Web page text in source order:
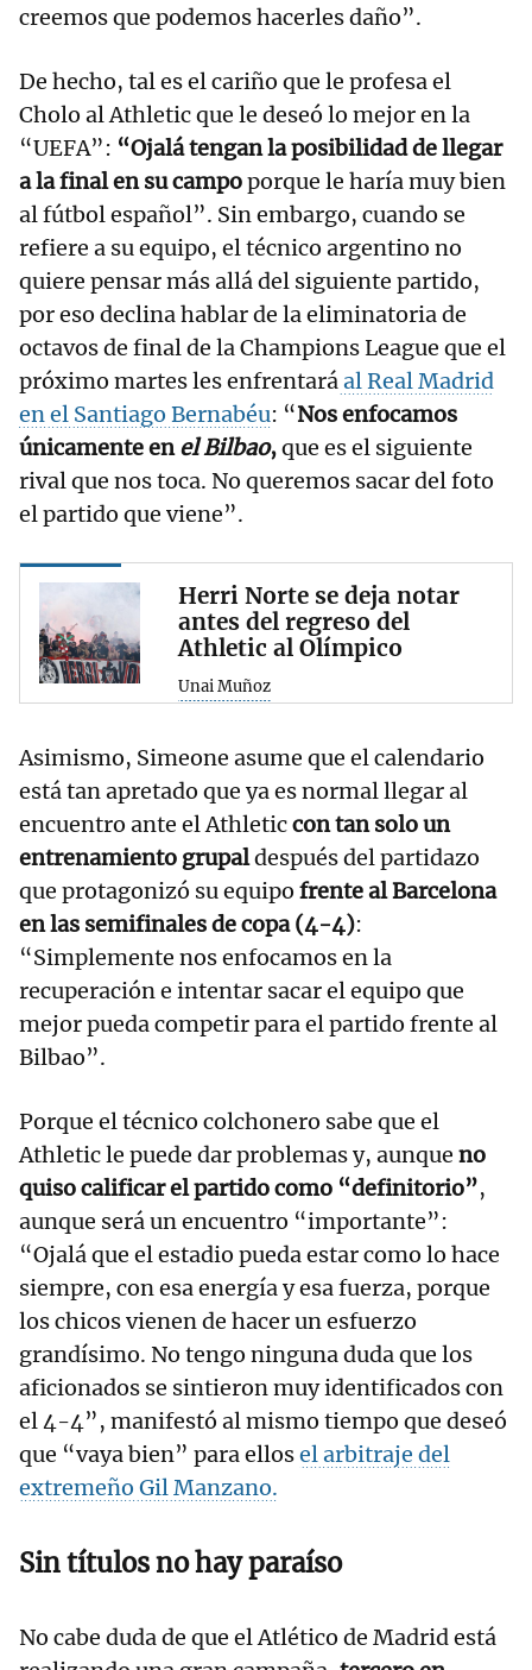
creemos que podemos hacerles daño”.
De hecho, tal es el cariño que le profesa el
Cholo al Athletic que le deseó lo mejor en la
“UEFA”: “Ojalá tengan la posibilidad de llegar
a la final en su campoporque le haría muy bien
al fútbol español”. Sin embargo, cuando se
refiere a su equipo, el técnico argentino no
quiere pensar más allá del siguiente partido,
por eso declina hablar de la eliminatoria de
octavos de final de la Champions League que el
próximo martes les enfrentaráal Real Madrid
en el Santiago Bernabéu: “Nos enfocamos
únicamente enel Bilbao,que es el siguiente
rival que nos toca. No queremos sacar del foto
el partido que viene”.
Herri Norte se deja notar
antes del regreso del
Athletic al Olímpico
Unai Muñoz
Asimismo, Simeone asume que el calendario
está tan apretado que ya es normal llegar al
encuentro ante el Athleticcon tan solo un
entrenamiento grupaldespués del partidazo
que protagonizó su equipo frente al Barcelona
en las semifinales de copa (4-4):
“Simplemente nos enfocamos en la
recuperación e intentar sacar el equipo que
mejor pueda competir para el partido frente al
Bilbao”.
Porque el técnico colchonero sabe que el
Athletic le puede dar problemas y, aunque no
quiso calificar el partido como “definitorio”,
aunque será un encuentro “importante”:
“Ojalá que el estadio pueda estar como lo hace
siempre, con esa energía y esa fuerza, porque
los chicos vienen de hacer un esfuerzo
grandísimo. No tengo ninguna duda que los
aficionados se sintieron muy identificados con
el 4-4”, manifestó al mismo tiempo que deseó
que “vaya bien” para ellosel arbitraje del
extremeño Gil Manzano.
Sin títulos no hay paraíso
No cabe duda de que el Atlético de Madrid está